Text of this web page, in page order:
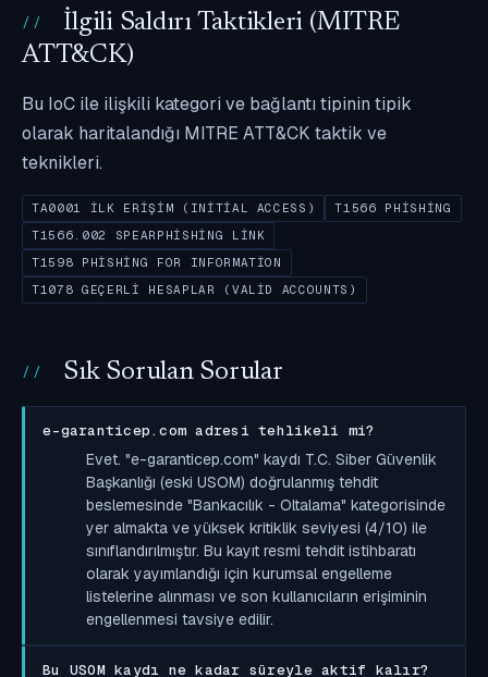
İlgili Saldırı Taktikleri (MITRE
ATT&CK)
Bu IoC ile ilişkili kategori ve bağlantı tipinin tipik
olarak haritalandığı MITRE ATT&CK taktik ve
teknikleri.
TA0001 İLK ERIŞIM (INITIAL ACCESS)
T1566 PHISHING
T1566.002 SPEARPHISHING LINK
T1598 PHISHING FOR INFORMATION
T1078 GEÇERLI HESAPLAR (VALID ACCOUNTS)
Sık Sorulan Sorular
e-garanticep.com adresi tehlikeli mi?
Evet. "e-garanticep.com" kaydı T.C. Siber Güvenlik
Başkanlığı (eski USOM) doğrulanmış tehdit
beslemesinde "Bankacılık - Oltalama" kategorisinde
yer almakta ve yüksek kritiklik seviyesi (4/10) ile
sınıflandırılmıştır. Bu kayıt resmi tehdit istihbaratı
olarak yayımlandığı için kurumsal engelleme
listelerine alınması ve son kullanıcıların erişiminin
engellenmesi tavsiye edilir.
Bu USOM kaydı ne kadar süreyle aktif kalır?